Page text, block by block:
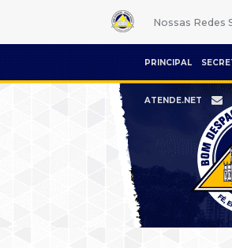
Nossas Redes
PRINCIPAL
ATENDE.NET